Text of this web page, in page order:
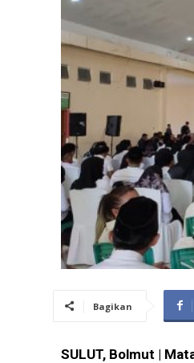
Bagikan
SULUT, Bolmut |